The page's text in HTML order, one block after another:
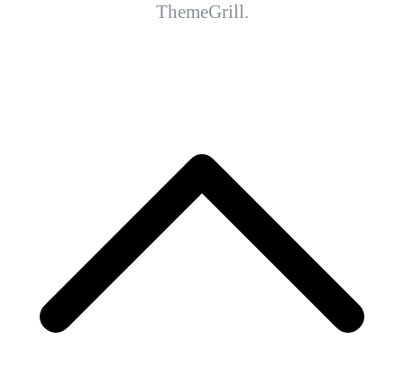
ThemeGrill.